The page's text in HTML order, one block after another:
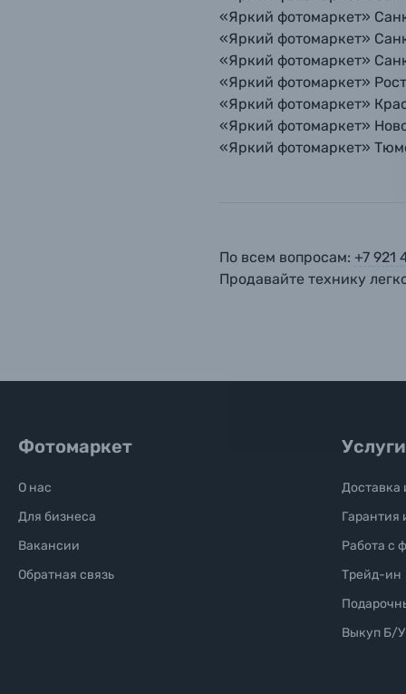
Осветительное оборудование
Книги о фотографии, альбомы известных
«Яркий фотомаркет»
«Яркий фотомаркет»
«Яркий фотомаркет»
«Яркий фотомаркет»
«Яркий фотомаркет»
«Яркий фотомаркет»
«Яркий фотомаркет»
По всем вопросам: +7 921
Продавайте технику
Фотомаркет
О нас
Для бизнеса
Вакансии
Обратная связь
Услуги
Доставка
Гарантия
Работа с
Трейд-ин
Выкуп Б/